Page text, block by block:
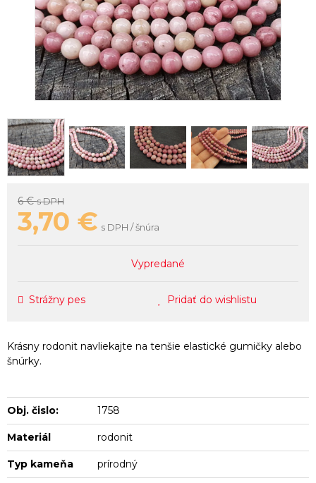
6 €s DPH
3,70 € s DPH / šnúra
Vypredané
Strážny pes Pridať do wishlistu
Krásny rodonit navliekajte na tenšie elastické gumičky alebo
šnúrky.
Obj. čislo: 1758
Materiál rodonit
Typ kameňa prírodný